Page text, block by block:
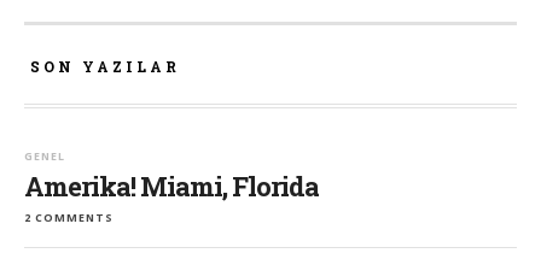
SON YAZILAR
GENEL
Amerika! Miami, Florida
2 COMMENTS